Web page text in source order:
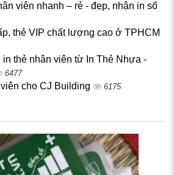
viên nhanh – rẻ - đẹp, nhận in số
thẻ VIP chất lượng cao ở TPHCM
in thẻ nhân viên từ In Thẻ Nhựa -
6477
cho CJ Building 6175